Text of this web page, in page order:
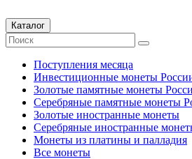
Каталог
Поступления месяца
Инвестиционные монеты
Золотые памятные монеты
Серебряные памятные монеты
Золотые иностранные монеты
Серебряные иностранные
Монеты из платины и палладия
Все монеты